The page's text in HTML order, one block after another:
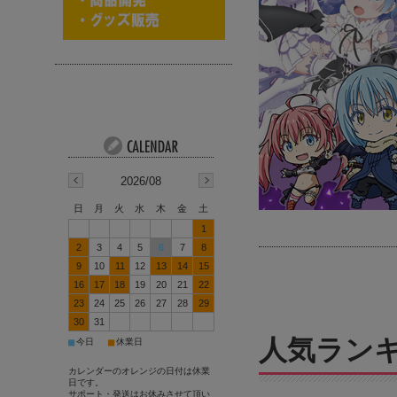
人気ラン
2026/08
日 月 火 水 木 金
土
1
2
3 4 5 6 7
8
9
10 11 12 13 14
15
16
17 18 19 20 21
22
23
24 25 26 27 28
29
30
31
■今日 ■休業日
カレンダーのオレンジの日付は休業
日です。
サポート・発送はお休みさせて頂い